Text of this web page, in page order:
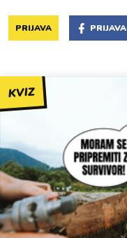
PRIJAVA PRIJAVA
KVIZ